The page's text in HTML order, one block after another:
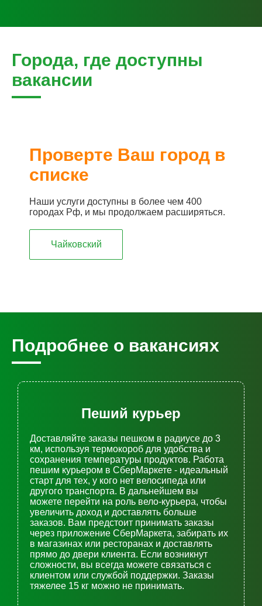
Города, где доступны
вакансии
Проверте Ваш город в
списке
Наши услуги доступны в более чем 400
городах Рф, и мы продолжаем расширяться.
Чайковский
Подробнее о вакансиях
Пеший курьер
Доставляйте заказы пешком в радиусе до 3
км, используя термокороб для удобства и
сохранения температуры продуктов. Работа
пешим курьером в СберМаркете - идеальный
старт для тех, у кого нет велосипеда или
другого транспорта. В дальнейшем вы
можете перейти на роль вело-курьера, чтобы
увеличить доход и доставлять больше
заказов. Вам предстоит принимать заказы
через приложение СберМаркета, забирать их
в магазинах или ресторанах и доставлять
прямо до двери клиента. Если возникнут
сложности, вы всегда можете связаться с
клиентом или службой поддержки. Заказы
тяжелее 15 кг можно не принимать.